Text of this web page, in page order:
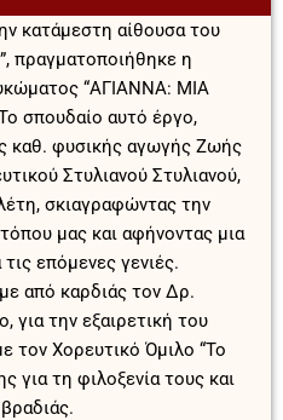
κατάμεστη αίθουσα του
πραγματοποιήθηκε η
“ΑΓΙΑΝΝΑ: ΜΙΑ
σπουδαίο αυτό έργο,
καθ. φυσικής αγωγής Ζωής
Στυλιανού Στυλιανού,
σκιαγραφώντας την
μας και αφήνοντας μια
επόμενες γενιές.
από καρδιάς τον Δρ.
για την εξαιρετική του
τον Χορευτικό Όμιλο “Το
για τη φιλοξενία τους και